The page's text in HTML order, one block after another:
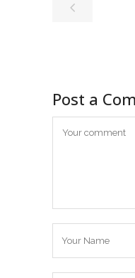
Post a